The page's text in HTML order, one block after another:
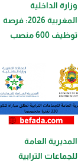
وزارة الداخلية
المغربية 2026: فرصة
توظيف 600 منصب
المديرية العامة
للجماعات الترابية